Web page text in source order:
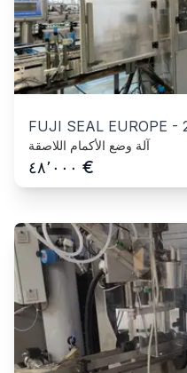
FUJI SEAL EUROPE -
آلة وضع الأكمام اللاصقة
٤٨٬٠٠٠ €